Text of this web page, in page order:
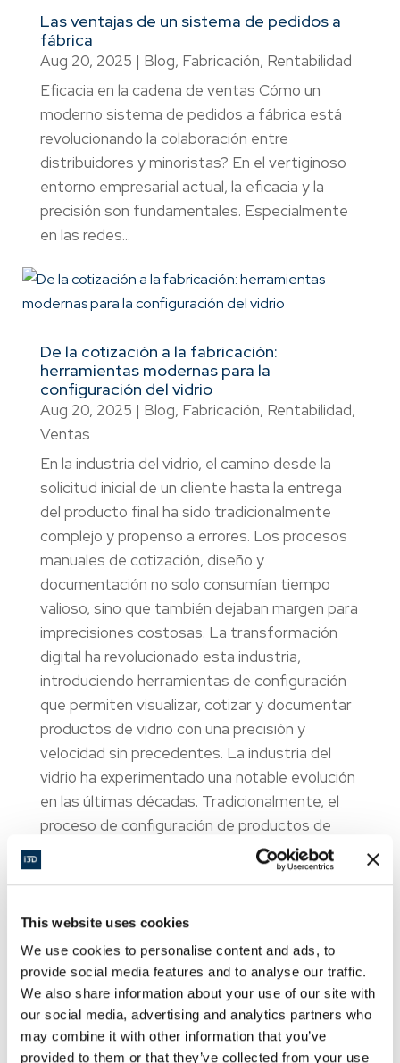
This website uses cookies
We use cookies to personalise content and ads, to
provide social media features and to analyse our traffic.
We also share information about your use of our site with
our social media, advertising and analytics partners who
may combine it with other information that you’ve
provided to them or that they’ve collected from your use
Las ventajas de un sistema de pedidos a
fábrica
Aug 20, 2025 | Blog, Fabricación, Rentabilidad
Eficacia en la cadena de ventas Cómo un
moderno sistema de pedidos a fábrica está
revolucionando la colaboración entre
distribuidores y minoristas? En el vertiginoso
entorno empresarial actual, la eficacia y la
precisión son fundamentales. Especialmente
en las redes...
De la cotización a la fabricación:
herramientas modernas para la
configuración del vidrio
Aug 20, 2025 | Blog, Fabricación, Rentabilidad,
Ventas
En la industria del vidrio, el camino desde la
solicitud inicial de un cliente hasta la entrega
del producto final ha sido tradicionalmente
complejo y propenso a errores. Los procesos
manuales de cotización, diseño y
documentación no solo consumían tiempo
valioso, sino que también dejaban margen para
imprecisiones costosas. La transformación
digital ha revolucionado esta industria,
introduciendo herramientas de configuración
que permiten visualizar, cotizar y documentar
productos de vidrio con una precisión y
velocidad sin precedentes. La industria del
vidrio ha experimentado una notable evolución
en las últimas décadas. Tradicionalmente, el
proceso de configuración de productos de
vidrio como barandillas, […]